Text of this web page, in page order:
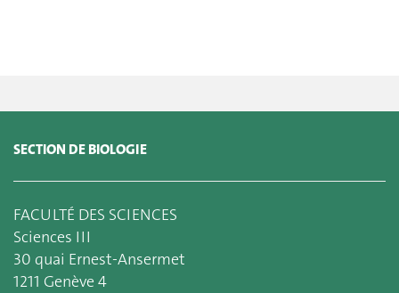
SECTION DE BIOLOGIE
FACULTÉ DES SCIENCES
Sciences III
30 quai Ernest-Ansermet
1211 Genève 4